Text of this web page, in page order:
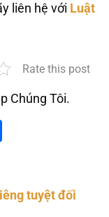
liên hệ với Luật
Rate this post
Chúng Tôi.
tuyệt đối